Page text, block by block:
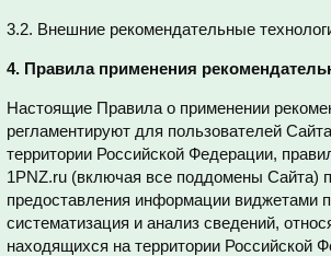
3.2. Внешние рекомендательные
4. Правила применения
Настоящие Правила о применении
регламентируют для пользователей
территории Российской Федерации,
1PNZ.ru (включая все поддомены Сайта)
предоставления информации
систематизация и анализ сведений,
находящихся на территории